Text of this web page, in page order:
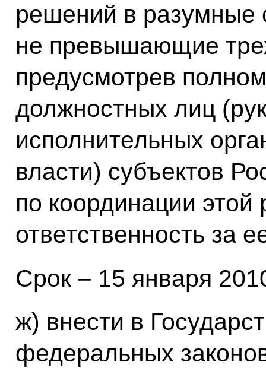
решений в разумные
не превышающие
предусмотрев
должностных лиц
исполнительных
власти) субъектов
по координации этой
ответственность за
Срок – 15 января
ж) внести в
федеральных